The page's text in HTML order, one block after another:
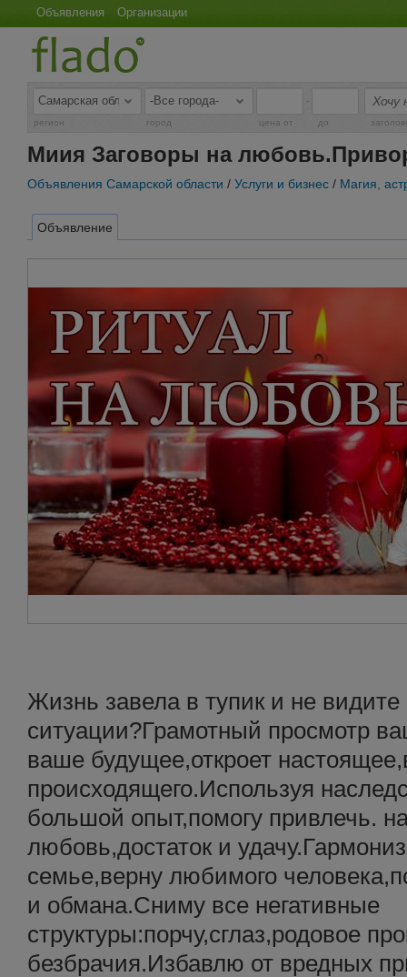
Объявления Организации
-
регион город цена от до
Миия Заговоры на
Объявления Самарской области / Услуги и бизнес / Магия,
Объявление
Жизнь завела в тупик и не
ситуации?Грамотный просмотр
ваше будущее,откроет
происходящего.Используя
большой опыт,помогу привлечь.
любовь,достаток и
семье,верну любимого
и обмана.Сниму все негативные
структуры:порчу,сглаз,родовое
безбрачия.Избавлю от вредных